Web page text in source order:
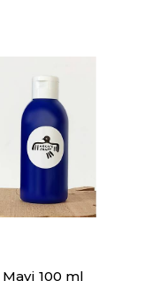
Mavi 100 ml